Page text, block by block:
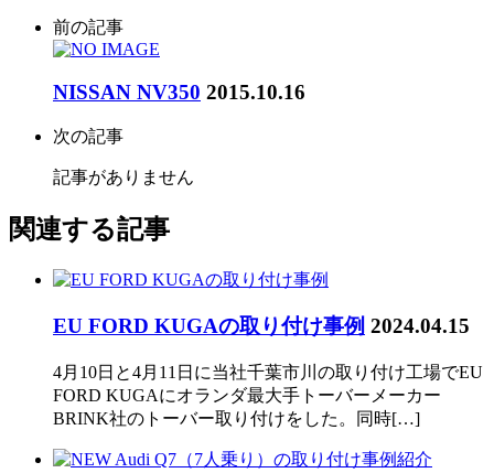
前の記事
NISSAN NV350 2015.10.16
次の記事
記事がありません
関連する記事
EU FORD KUGAの取り付け事例 2024.04.15
4月10日と4月11日に当社千葉市川の取り付け工場でEU
FORD KUGAにオランダ最大手トーバーメーカー
BRINK社のトーバー取り付けをした。同時[…]